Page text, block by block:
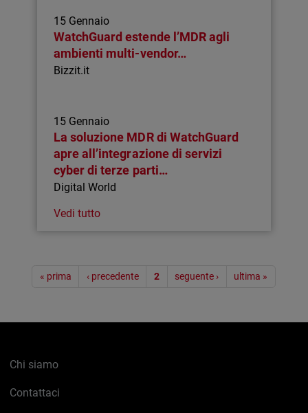
15 Gennaio
WatchGuard estende l’MDR agli
ambienti multi-vendor…
Bizzit.it
15 Gennaio
La soluzione MDR di WatchGuard
apre all’integrazione di servizi
cyber di terze parti…
Digital World
Vedi tutto
Paginazione
« prima ‹ precedente 2 seguente › ultima »
Chi siamo
Contattaci